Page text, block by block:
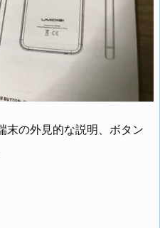
末の外見的な説明、ボタン